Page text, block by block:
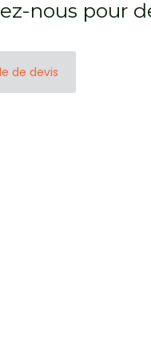
nous pour
de devis